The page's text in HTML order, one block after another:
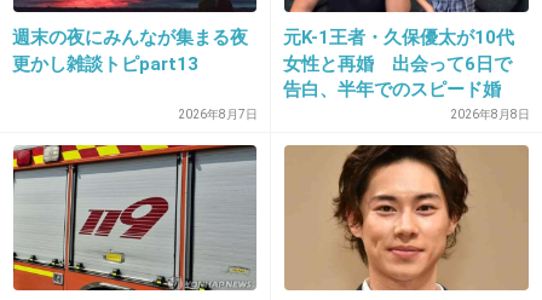
もらったりしたよ。１ヶ月ぐらいはイクメン？
っていうか、やらざる終えないって感じだった
2014/07/08(火) 22:16:12
イクメン（）になって欲しかったらしたてに出
週末の夜にみんなが集まる夜
更かし雑談トピpart13
2026年8月7日
元K-1王者・久保優太が10代
女性と再婚 出会って6日で
告白、半年でのスピード婚
2026年8月8日